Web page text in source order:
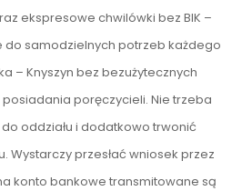
ekspresowe chwilówki bez BIK –
do samodzielnych potrzeb każdego
– Knyszyn bez bezużytecznych
poręczycieli. Nie trzeba
oddziału i dodatkowo trwonić
Wystarczy przesłać wniosek przez
konto bankowe transmitowane są